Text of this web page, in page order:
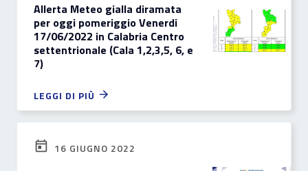
Allerta Meteo gialla diramata
per oggi pomeriggio Venerdi
17/06/2022 in Calabria Centro
settentrionale (Cala 1,2,3,5, 6, e
7)
LEGGI DI PIÙ
16 GIUGNO 2022